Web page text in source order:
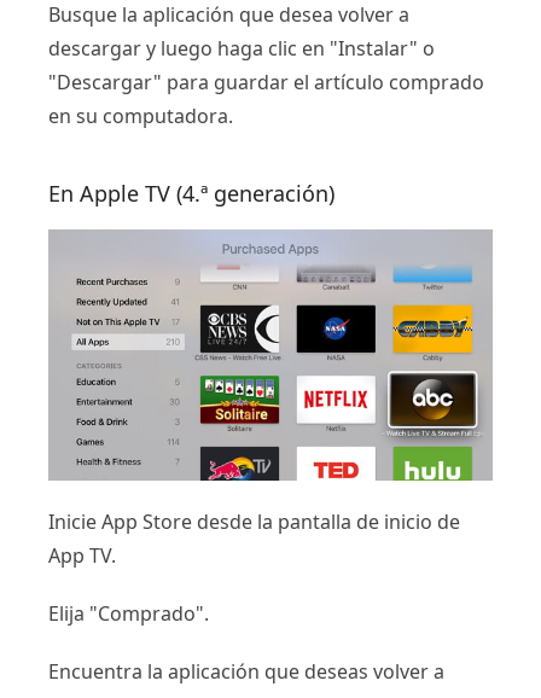
Busque la aplicación que desea volver a
descargar y luego haga clic en "Instalar" o
"Descargar" para guardar el artículo comprado
en su computadora.
En Apple TV (4.ª generación)
Inicie App Store desde la pantalla de inicio de
App TV.
Elija "Comprado".
Encuentra la aplicación que deseas volver a